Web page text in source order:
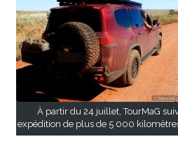
À partir du 24 juillet, TourMaG
expédition de plus de 5 000 kilomètres